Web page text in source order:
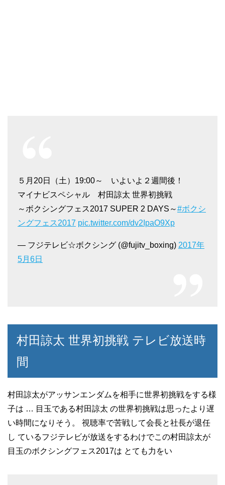
５月20日（土）19:00～ いよいよ２週間後！
マイナビスペシャル 村田諒太 世界初挑戦
～ボクシングフェス2017 SUPER 2 DAYS～#ボクシ
ングフェス2017 pic.twitter.com/dv2IpaO9Xp
— フジテレビ☆ボクシング (@fujitv_boxing) 2017年
5月6日
村田諒太 世界初挑戦 テレビ放送時
間
村田諒太がアッサンエンダムを相手に世界初挑戦をする様
子は … 目玉である村田諒太 の世界初挑戦は思ったより遅
い時間になりそう。 視聴率で苦戦して会長と社長が退任
し ているフジテレビが放送をするわけでこの村田諒太が
目玉のボクシングフェス2017は とても力をい